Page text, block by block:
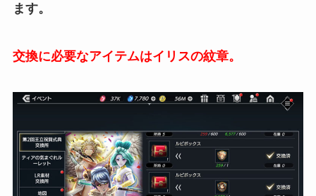
ます。
交換に必要なアイテムはイリスの紋章。